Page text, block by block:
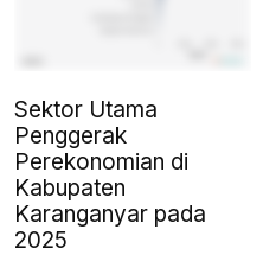
Sektor Utama
Penggerak
Perekonomian di
Kabupaten
Karanganyar pada
2025